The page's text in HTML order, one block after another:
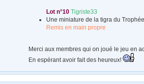
Lot n°10 Tigriste33
Une miniature de la tigra du
Remis en main propre
Merci aux membres qui on joué le jeu en
En espérant avoir fait des heureux!